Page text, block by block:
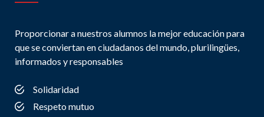
Proporcionar a nuestros alumnos la mejor educación para
que se conviertan en ciudadanos del mundo, plurilingües,
informados y responsables
Solidaridad
Respeto mutuo